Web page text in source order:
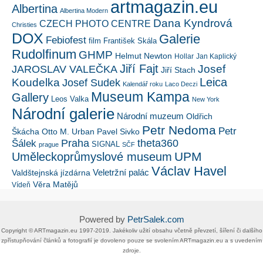
Albertina Albertina Modern artmagazin.eu
Christies CZECH PHOTO CENTRE Dana Kyndrová
DOX Febiofest film František Skála Galerie
Rudolfinum GHMP Helmut Newton Hollar Jan Kaplický
JAROSLAV VALEČKA Jiří Fajt Jiří Stach Josef
Koudelka Josef Sudek Kalendář roku Laco Deczi Leica
Gallery Leos Valka Museum Kampa New York
Národní galerie Národní muzeum Oldřich
Škácha Otto M. Urban Pavel Sivko Petr Nedoma Petr
Šálek prague Praha SIGNAL SČF theta360
Uměleckoprůmyslové museum UPM
Valdštejnská jízdárna Veletržní palác Václav Havel
Vídeň Věra Matějů
Powered by PetrSalek.com
Copyright ©​ ​​ARTmagazin.eu ​1997-2019​.​ Jakékoliv užití obsahu včetně převzetí, šíření či dalšího
zpřístupňování článků a fotografií je dovoleno pouze se svolením ​ARTmagazin.eu​ ​a s uvedením
zdroje.